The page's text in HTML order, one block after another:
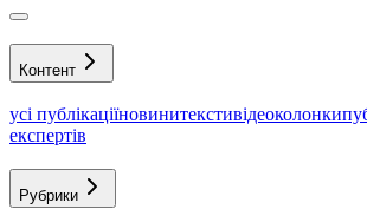
Контент
усі публікаціїновинитекстивідеоколонки
експертів
Рубрики